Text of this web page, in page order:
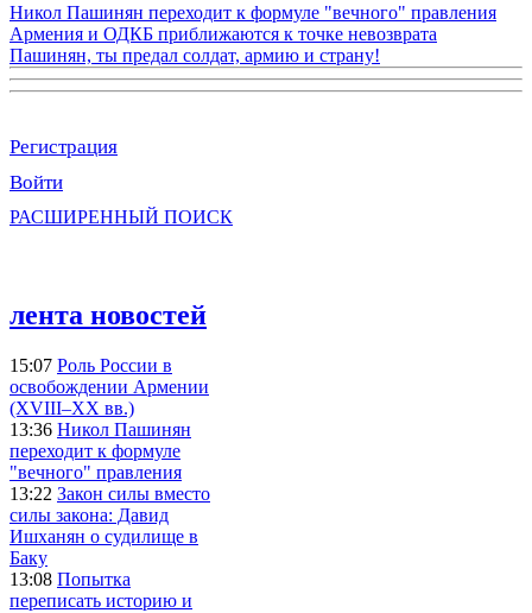
Никол Пашинян переходит к формуле "вечного" правления
Армения и ОДКБ приближаются к точке невозврата
Пашинян, ты предал солдат, армию и страну!
Регистрация
Войти
РАСШИРЕННЫЙ ПОИСК
лента новостей
15:07 Роль России в
освобождении Армении
(XVIII–XX вв.)
13:36 Никол Пашинян
переходит к формуле
"вечного" правления
13:22 Закон силы вместо
силы закона: Давид
Ишханян о судилище в
Баку
13:08 Попытка
переписать историю и